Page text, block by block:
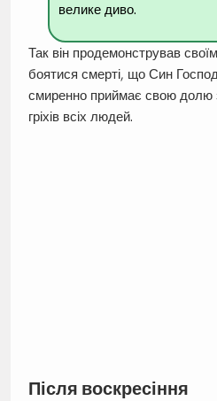
велике диво.
Так він продемонстрував
боятися смерті, що Син
смиренно приймає свою долю
гріхів всіх людей.
Після воскресіння